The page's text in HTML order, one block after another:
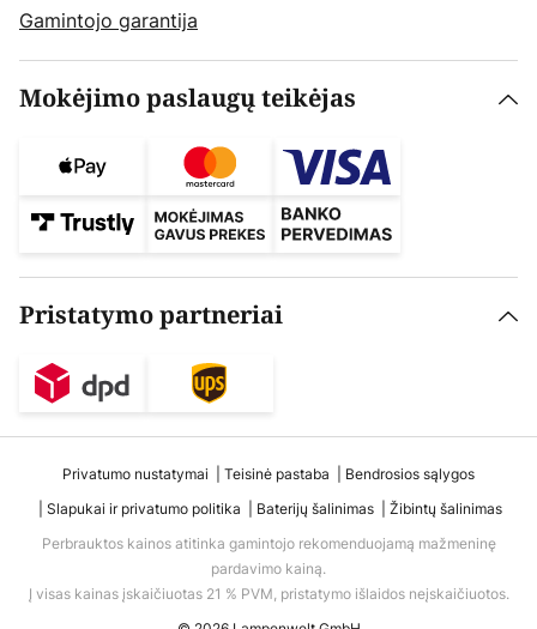
Gamintojo garantija
Mokėjimo paslaugų teikėjas
Pristatymo partneriai
Privatumo nustatymai Teisinė pastaba
Bendrosios sąlygos
Slapukai ir privatumo politika
Baterijų šalinimas
Žibintų šalinimas
Perbrauktos kainos atitinka gamintojo rekomenduojamą mažmeninę
pardavimo kainą.
Į visas kainas įskaičiuotas 21 % PVM, pristatymo išlaidos neįskaičiuotos.